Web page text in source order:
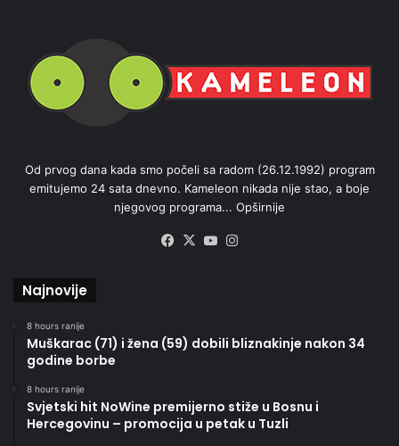
Od prvog dana kada smo počeli sa radom (26.12.1992) program
emitujemo 24 sata dnevno. Kameleon nikada nije stao, a boje
njegovog programa... Opširnije
Facebook
X YouTube
Najnovije
8 hours ranije
Muškarac (71) i žena (59) dobili bliznakinje nakon 34
godine borbe
8 hours ranije
Svjetski hit NoWine premijerno stiže u Bosnu i
Hercegovinu – promocija u petak u Tuzli